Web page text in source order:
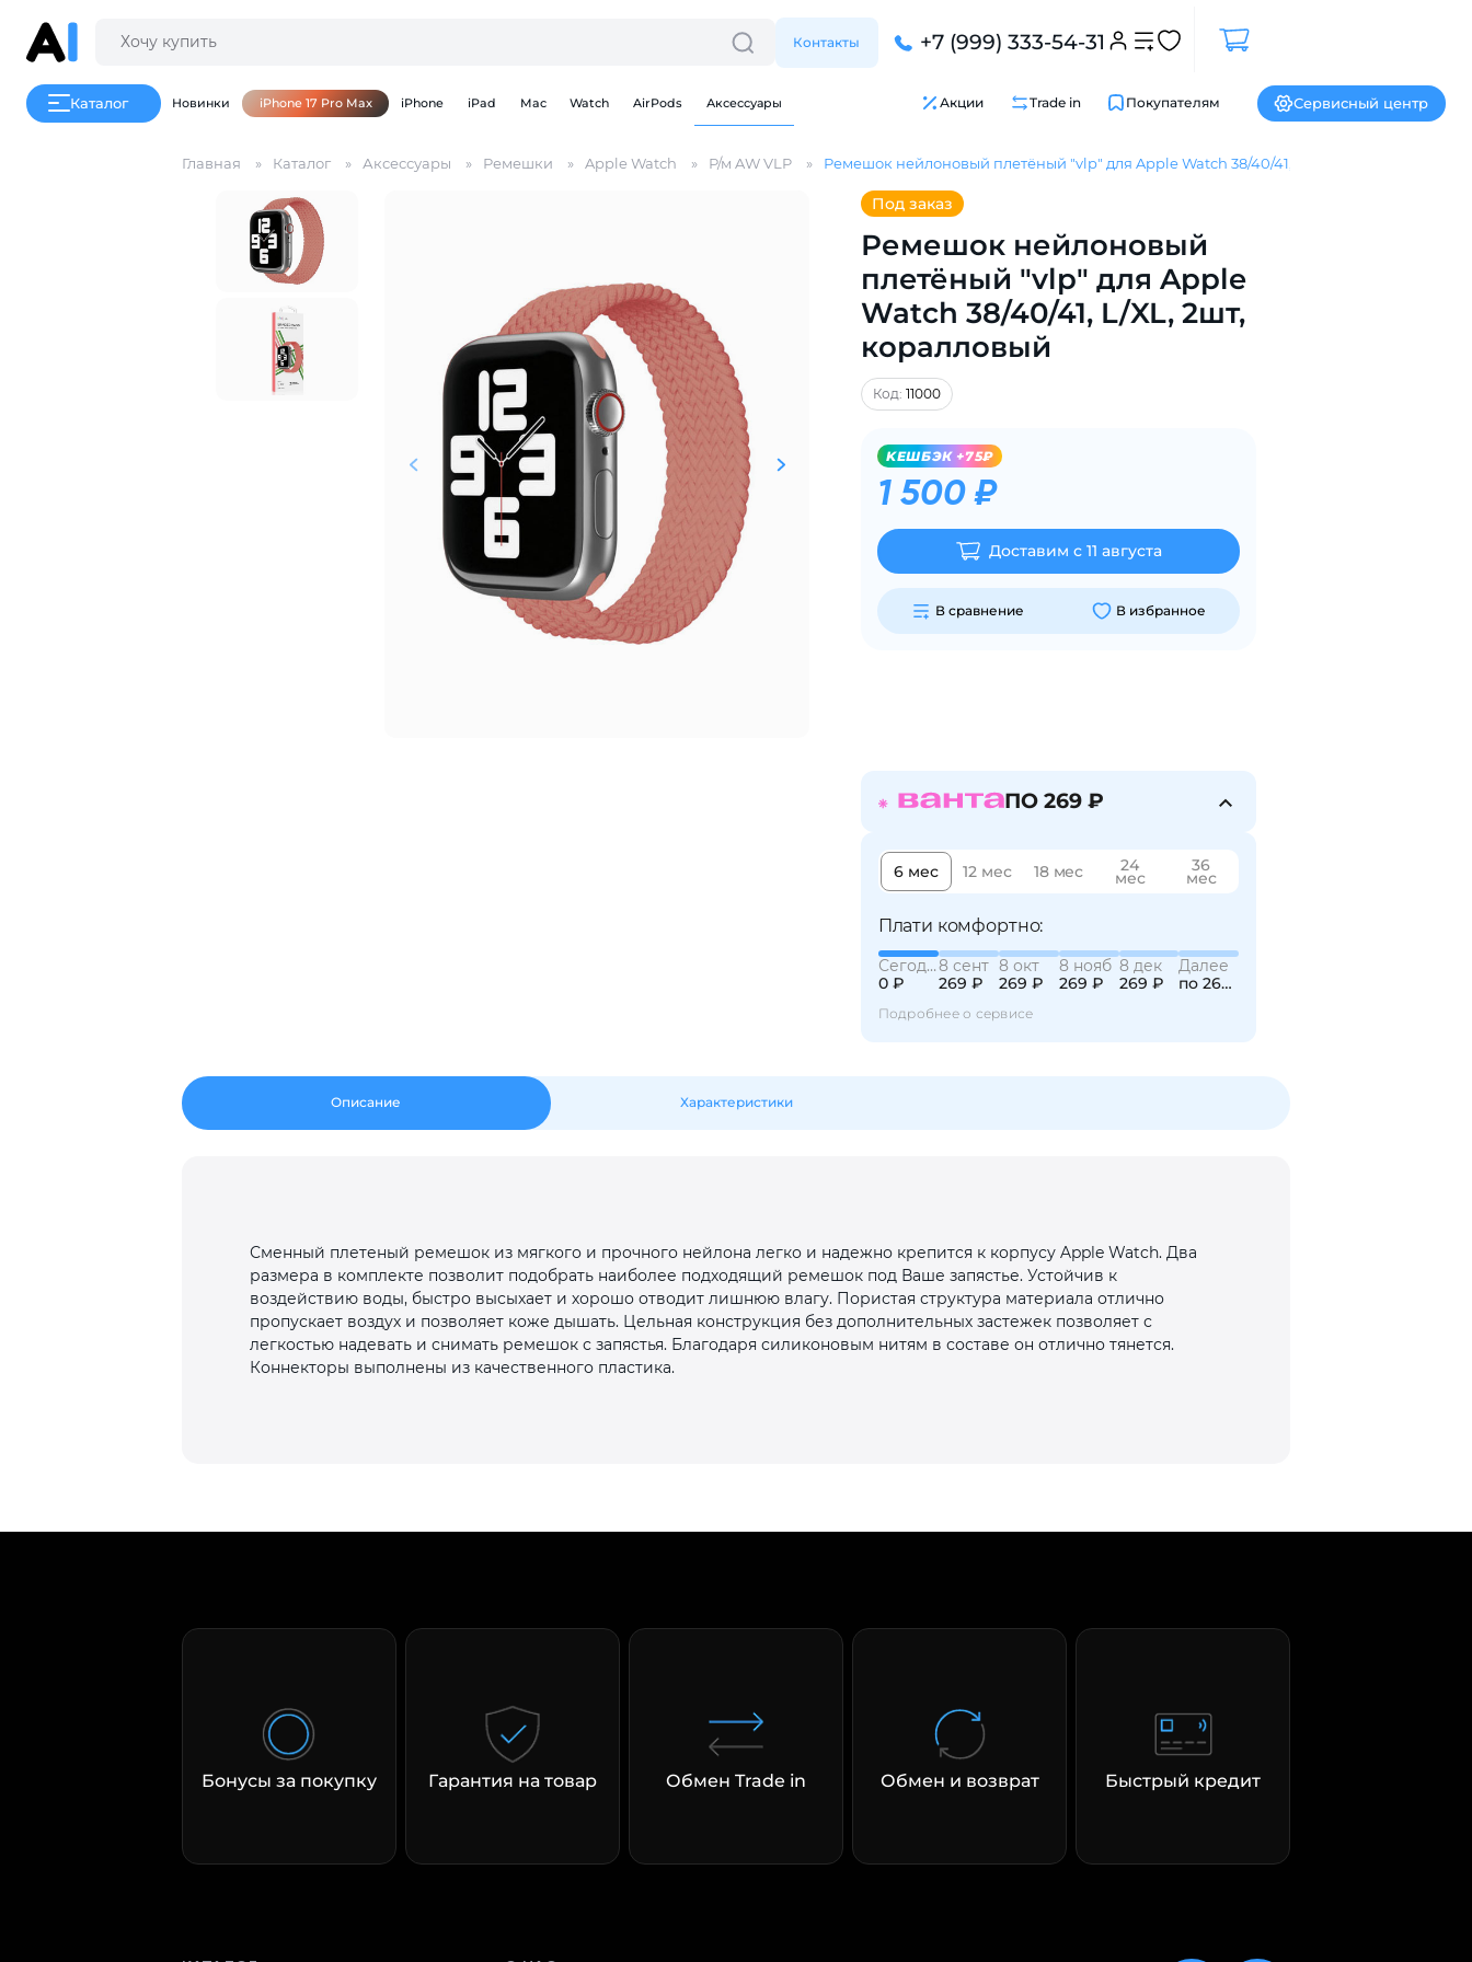
Контакты +7 (999) 333-54-31
Каталог Новинки iPhone 17 Pro Max iPhone iPad Mac Watch AirPods Аксессуары Акции Trade in Покупателям Сервисный центр
Главная Каталог Аксессуары Ремешки Apple Watch Р/м AW VLP Ремешок нейлоновый плетёный "vlp" для Apple Watch 38/40/41, L/XL, 2шт, коралловый
Под заказ
Ремешок нейлоновый
плетёный "vlp" для Apple
Watch 38/40/41, L/XL, 2шт,
коралловый
Код: 11000
KЕШБЭК +75₽
1 500 ₽
Доставим с 11 августа
В сравнение В избранное
ПО 269 ₽
6 мес 12 мес 18 мес 24
мес
36
мес
Плати комфортно:
Сегодня
0 ₽
8 сент
269 ₽
8 окт
269 ₽
8 нояб
269 ₽
8 дек
269 ₽
Далее
по 269 ₽
Подробнее о сервисе
Описание Характеристики
Сменный плетеный ремешок из мягкого и прочного нейлона легко и надежно крепится к корпусу Apple Watch. Два
размера в комплекте позволит подобрать наиболее подходящий ремешок под Ваше запястье. Устойчив к
воздействию воды, быстро высыхает и хорошо отводит лишнюю влагу. Пористая структура материала отлично
пропускает воздух и позволяет коже дышать. Цельная конструкция без дополнительных застежек позволяет с
легкостью надевать и снимать ремешок с запястья. Благодаря силиконовым нитям в составе он отлично тянется.
Коннекторы выполнены из качественного пластика.
Бонусы за покупку Гарантия на товар Обмен Trade in Обмен и возврат Быстрый кредит
Для клиентов всех банков
Разбейте оплату
на частибез переплат
График платежей
Сегодня
25%
Подробнее
25
раз в 2
недели Остались вопросы?
8 800 302-02-51